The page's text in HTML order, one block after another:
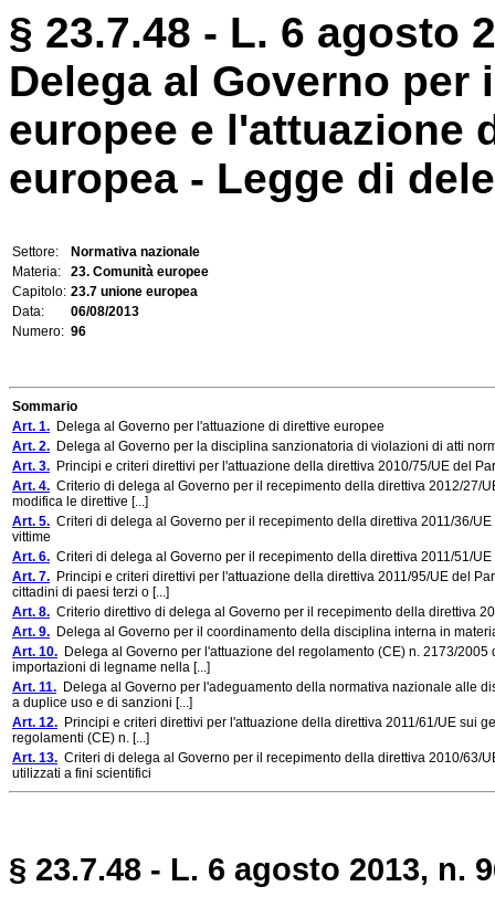
§ 23.7.48 - L. 6 agosto
Delega al Governo
europee e l'attuazione
europea - Legge di
Settore:
Normativa nazionale
Materia:
23. Comunità europee
Capitolo: 23.7 unione europea
Data:
06/08/2013
Numero: 96
Sommario
Art. 1. Delega al Governo per l'attuazione di direttive europee
Art. 2. Delega al Governo per la disciplina sanzionatoria di violazioni di atti
Art. 3. Principi e criteri direttivi per l'attuazione della direttiva 2010/75/UE del
Art. 4. Criterio di delega al Governo per il recepimento della direttiva 2012/27/
modifica le direttive [...]
Art. 5. Criteri di delega al Governo per il recepimento della direttiva 2011/36/
vittime
Art. 6. Criteri di delega al Governo per il recepimento della direttiva 2011/51/
Art. 7. Principi e criteri direttivi per l'attuazione della direttiva 2011/95/UE del
cittadini di paesi terzi o [...]
Art. 8. Criterio direttivo di delega al Governo per il recepimento della direttiva
Art. 9. Delega al Governo per il coordinamento della disciplina interna in
Art. 10. Delega al Governo per l'attuazione del regolamento (CE) n. 2173/
importazioni di legname nella [...]
Art. 11. Delega al Governo per l'adeguamento della normativa nazionale alle
a duplice uso e di sanzioni [...]
Art. 12. Principi e criteri direttivi per l'attuazione della direttiva 2011/61/UE sui
regolamenti (CE) n. [...]
Art. 13. Criteri di delega al Governo per il recepimento della direttiva 2010/63/
utilizzati a fini scientifici
§ 23.7.48 - L. 6 agosto 2013, n.